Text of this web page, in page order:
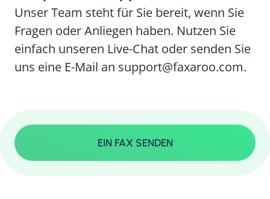
Unser Team steht für Sie bereit, wenn Sie
Fragen oder Anliegen haben. Nutzen Sie
einfach unseren Live-Chat oder senden Sie
uns eine E-Mail an support@faxaroo.com.
EIN FAX SENDEN